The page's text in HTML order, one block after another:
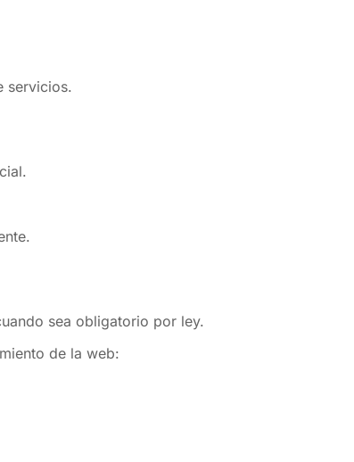
servicios.
sea obligatorio por ley.
de la web: